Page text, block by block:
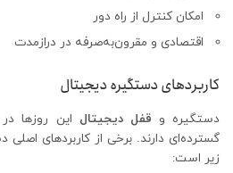
امکان کنترل از راه دور
اقتصادی و مقرون‌به‌صرفه در درازمدت
کاربردهای دستگیره دیجیتال
دستگیره و قفل دیجیتال این روزها
گسترده‌ای دارند. برخی از کاربردهای
زیر است: